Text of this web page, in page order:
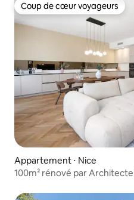
Coup de cœur voyageurs
Coup de cœur voyageurs
Appartement ⋅ Nice
100m² rénové par